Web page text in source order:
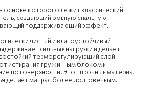
основе которого лежит классический
создающий ровную спальную
поддерживающий эффект.
чистый и влагоустойчивый
сильные нагрузки и делает
терморегулирующий слой
истирания пружинным блоком и
по поверхности. Этот прочный материал
делает матрас более долговечным.